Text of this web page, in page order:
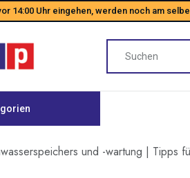
14:00 Uhr eingehen, werden noch am
und -wartung | Tipps